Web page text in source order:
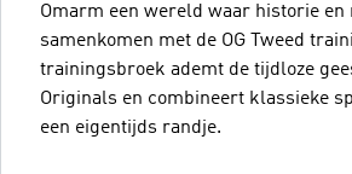
Omarm een wereld waar historie
samenkomen met de OG Tweed
trainingsbroek ademt de tijdloze
Originals en combineert klassieke
een eigentijds randje.